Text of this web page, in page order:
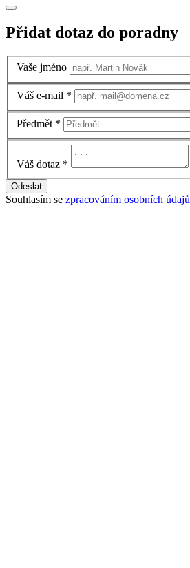
Přidat dotaz do poradny
Vaše jméno
Váš e-mail *
Předmět *
Váš dotaz *
Odeslat
Souhlasím se zpracováním osobních údajů